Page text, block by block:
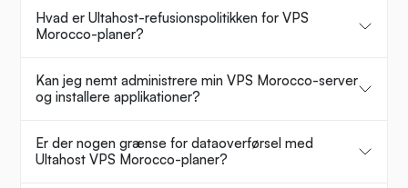
Hvad er Ultahost-refusionspolitikken for VPS
Morocco-planer?
Kan jeg nemt administrere min VPS Morocco-server
og installere applikationer?
Er der nogen grænse for dataoverførsel med
Ultahost VPS Morocco-planer?